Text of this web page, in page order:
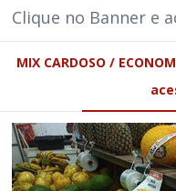
Clique no Banner e
MIX CARDOSO /